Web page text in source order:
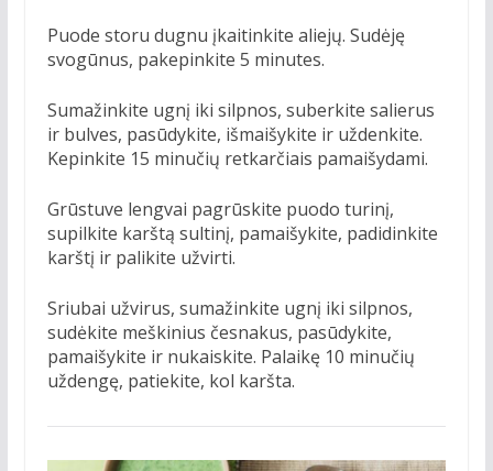
Puode storu dugnu įkaitinkite aliejų. Sudėję
svogūnus, pakepinkite 5 minutes.
Sumažinkite ugnį iki silpnos, suberkite salierus
ir bulves, pasūdykite, išmaišykite ir uždenkite.
Kepinkite 15 minučių retkarčiais pamaišydami.
Grūstuve lengvai pagrūskite puodo turinį,
supilkite karštą sultinį, pamaišykite, padidinkite
karštį ir palikite užvirti.
Sriubai užvirus, sumažinkite ugnį iki silpnos,
sudėkite meškinius česnakus, pasūdykite,
pamaišykite ir nukaiskite. Palaikę 10 minučių
uždengę, patiekite, kol karšta.